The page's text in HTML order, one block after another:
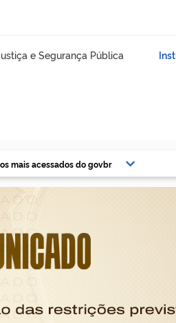
mais acessados do govbr